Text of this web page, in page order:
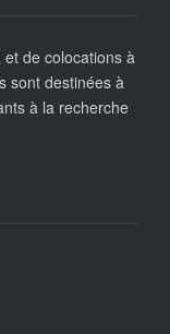
et de colocations à
sont destinées à
à la recherche